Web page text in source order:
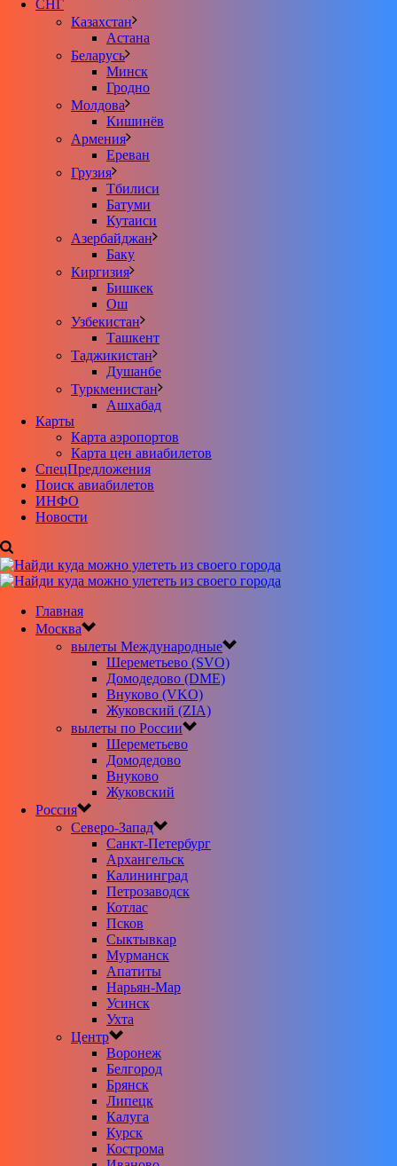
СНГ
Казахстан
Астана
Беларусь
Минск
Гродно
Молдова
Кишинёв
Армения
Ереван
Грузия
Тбилиси
Батуми
Кутаиси
Азербайджан
Баку
Киргизия
Бишкек
Ош
Узбекистан
Ташкент
Таджикистан
Душанбе
Туркменистан
Ашхабад
Карты
Карта аэропортов
Карта цен авиабилетов
CпецПредложения
Поиск авиабилетов
ИНФО
Новости
Главная
Москва
вылеты Международные
Шереметьево (SVO)
Домодедово (DME)
Внуково (VKO)
Жуковский (ZIA)
вылеты по России
Шереметьево
Домодедово
Внуково
Жуковский
Россия
Северо-Запад
Санкт-Петербург
Архангельск
Калининград
Петрозаводск
Котлас
Псков
Сыктывкар
Мурманск
Апатиты
Нарьян-Мар
Усинск
Ухта
Центр
Воронеж
Белгород
Брянск
Липецк
Калуга
Курск
Кострома